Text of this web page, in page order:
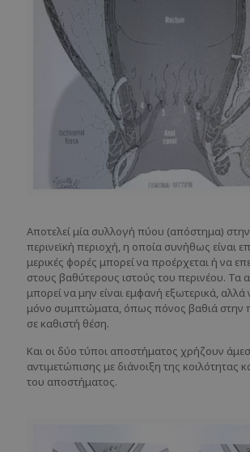
Αποτελεί μία συλλογή πύου (απόστημα)
περινεϊκή περιοχή, η οποία συνήθως είναι
μερικές φορές μπορεί να προέρχεται ή να
στους βαθύτερους ιστούς του περινέου. Τα
μπορεί να μην είναι εμφανή εξωτερικά,
μόνο συμπτώματα, όπως πόνος βαθιά στην
σε καθιστή θέση.
Και οι δύο τύποι αποστήματος χρήζουν
αντιμετώπισης με διάνοιξη της κοιλότητας
του αποστήματος.